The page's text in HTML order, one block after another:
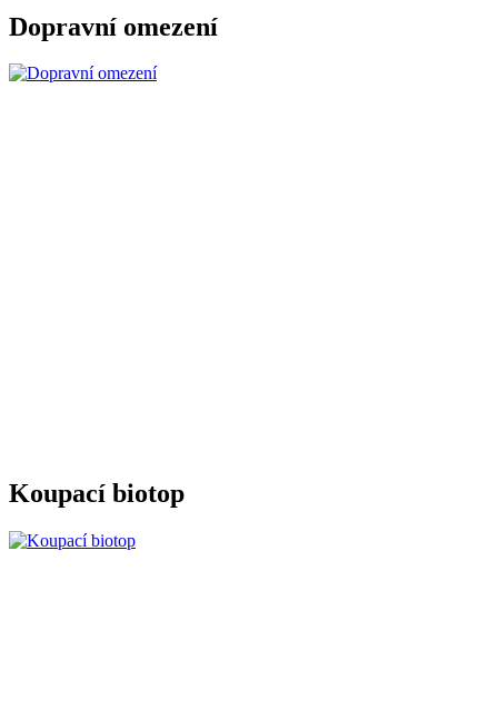
Dopravní omezení
Koupací biotop